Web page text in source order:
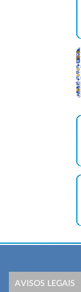
AVISOS LEGAIS